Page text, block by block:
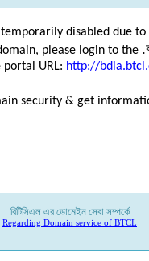
disabled due
please login to the .
portal URL: http://
security & get
বিটিসিএল এর ডোমেইন সেবা সম্পর্কে
Regarding Domain service of BTCL